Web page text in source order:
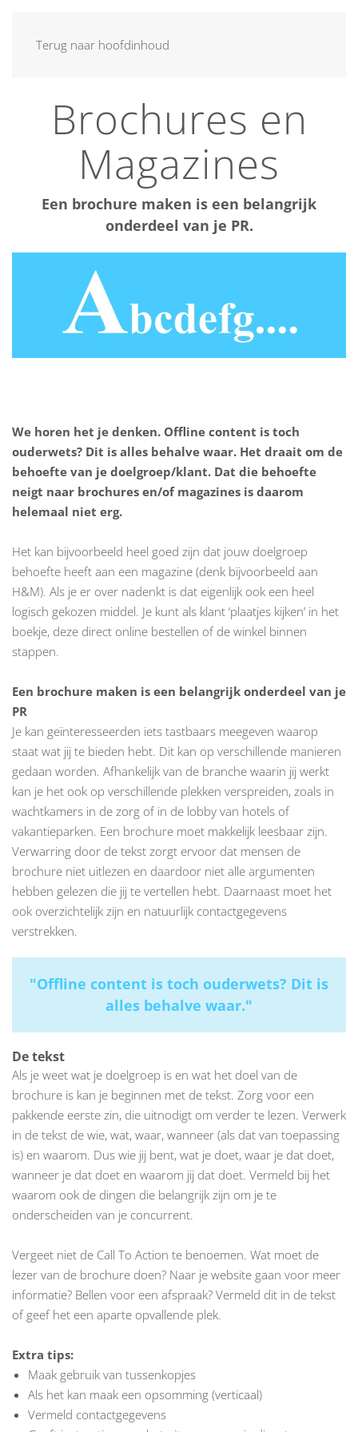
Terug naar hoofdinhoud
Brochures en
Magazines
Een brochure maken is een belangrijk
onderdeel van je PR.
We horen het je denken. Offline content is toch
ouderwets? Dit is alles behalve waar. Het draait om de
behoefte van je doelgroep/klant. Dat die behoefte
neigt naar brochures en/of magazines is daarom
helemaal niet erg.
Het kan bijvoorbeeld heel goed zijn dat jouw doelgroep
behoefte heeft aan een magazine (denk bijvoorbeeld aan
H&M). Als je er over nadenkt is dat eigenlijk ook een heel
logisch gekozen middel. Je kunt als klant ‘plaatjes kijken’ in het
boekje, deze direct online bestellen of de winkel binnen
stappen.
Een brochure maken is een belangrijk onderdeel van je
PR
Je kan geïnteresseerden iets tastbaars meegeven waarop
staat wat jij te bieden hebt. Dit kan op verschillende manieren
gedaan worden. Afhankelijk van de branche waarin jij werkt
kan je het ook op verschillende plekken verspreiden, zoals in
wachtkamers in de zorg of in de lobby van hotels of
vakantieparken. Een brochure moet makkelijk leesbaar zijn.
Verwarring door de tekst zorgt ervoor dat mensen de
brochure niet uitlezen en daardoor niet alle argumenten
hebben gelezen die jij te vertellen hebt. Daarnaast moet het
ook overzichtelijk zijn en natuurlijk contactgegevens
verstrekken.
"Offline content is toch ouderwets? Dit is
alles behalve waar."
De tekst
Als je weet wat je doelgroep is en wat het doel van de
brochure is kan je beginnen met de tekst. Zorg voor een
pakkende eerste zin, die uitnodigt om verder te lezen. Verwerk
in de tekst de wie, wat, waar, wanneer (als dat van toepassing
is) en waarom. Dus wie jij bent, wat je doet, waar je dat doet,
wanneer je dat doet en waarom jij dat doet. Vermeld bij het
waarom ook de dingen die belangrijk zijn om je te
onderscheiden van je concurrent.
Vergeet niet de Call To Action te benoemen. Wat moet de
lezer van de brochure doen? Naar je website gaan voor meer
informatie? Bellen voor een afspraak? Vermeld dit in de tekst
of geef het een aparte opvallende plek.
Extra tips:
Maak gebruik van tussenkopjes
Als het kan maak een opsomming (verticaal)
Vermeld contactgegevens